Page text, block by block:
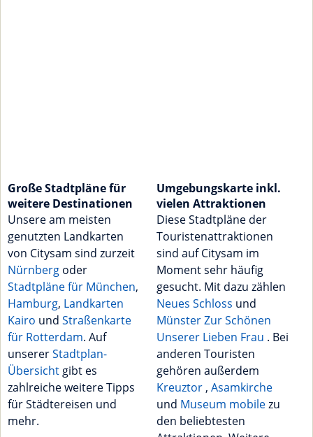
Große Stadtpläne für
weitere Destinationen
Unsere am meisten
genutzten Landkarten
von Citysam sind zurzeit
Nürnberg oder
Stadtpläne für München,
Hamburg, Landkarten
Kairo und Straßenkarte
für Rotterdam. Auf
unsererStadtplan-
Übersicht gibt es
zahlreiche weitere Tipps
für Städtereisen und
mehr.
Umgebungskarte inkl.
vielen Attraktionen
Diese Stadtpläne der
Touristenattraktionen
sind auf Citysam im
Moment sehr häufig
gesucht. Mit dazu zählen
Neues Schloss und
Münster Zur Schönen
Unserer Lieben Frau . Bei
anderen Touristen
gehören außerdem
Kreuztor , Asamkirche
und Museum mobilezu
den beliebtesten